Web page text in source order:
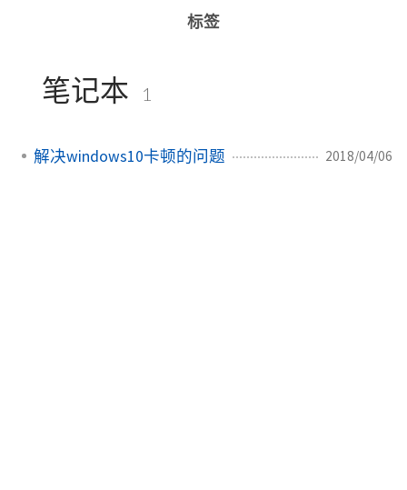
标签
笔记本 1
解决windows10卡顿的问题 2018/04/06